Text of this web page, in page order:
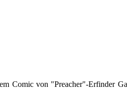
Comic von "Preacher"-Erfinder